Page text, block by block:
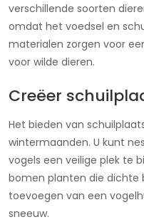
verschillende soorten
omdat het voedsel en
materialen zorgen voor
voor wilde dieren.
Creëer
Het bieden van
wintermaanden. U kunt
vogels een veilige plek te
bomen planten die dichte
toevoegen van een
sneeuw.